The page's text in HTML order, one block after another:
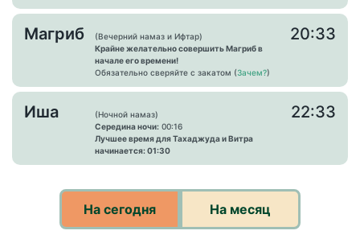
Магриб
(Вечерний намаз и Ифтар)
Крайне желательно совершить Магриб в
начале его времени!
Обязательно сверяйте с закатом (Зачем?)
20:33
Иша
(Ночной намаз)
Середина ночи: 00:16
Лучшее время для Тахаджуда и Витра
начинается: 01:30
22:33
На сегодня На месяц